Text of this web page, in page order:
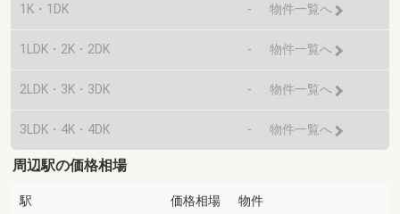
1K・1DK - 物件一覧へ
1LDK・2K・2DK - 物件一覧へ
2LDK・3K・3DK - 物件一覧へ
3LDK・4K・4DK - 物件一覧へ
周辺駅の価格相場
駅 価格相場 物件